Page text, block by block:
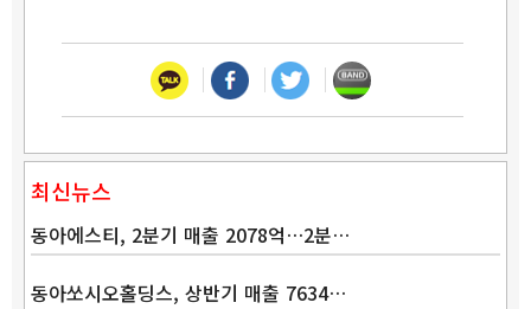
최신뉴스
동아에스티, 2분기 매출 2078억…2분…
동아쏘시오홀딩스, 상반기 매출 7634…